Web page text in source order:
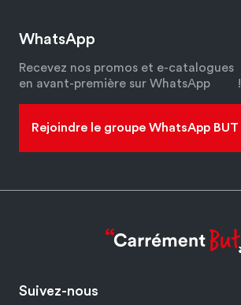
WhatsApp
Recevez nos promos et e-catalogues
en avant-première sur WhatsApp
!
Rejoindre le groupe WhatsApp BUT
Suivez-nous